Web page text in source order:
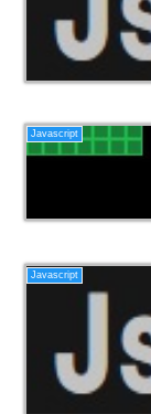
Javascript
Javascript